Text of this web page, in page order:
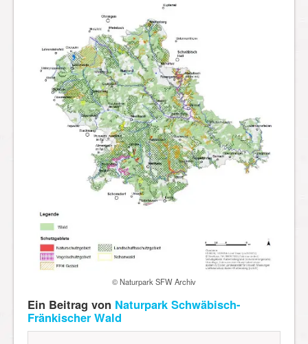
© Naturpark SFW Archiv
Ein Beitrag von Naturpark Schwäbisch-
Fränkischer Wald